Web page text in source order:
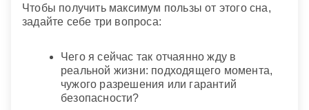
Чтобы получить максимум пользы от этого сна,
задайте себе три вопроса:
Чего я сейчас так отчаянно жду в
реальной жизни: подходящего момента,
чужого разрешения или гарантий
безопасности?